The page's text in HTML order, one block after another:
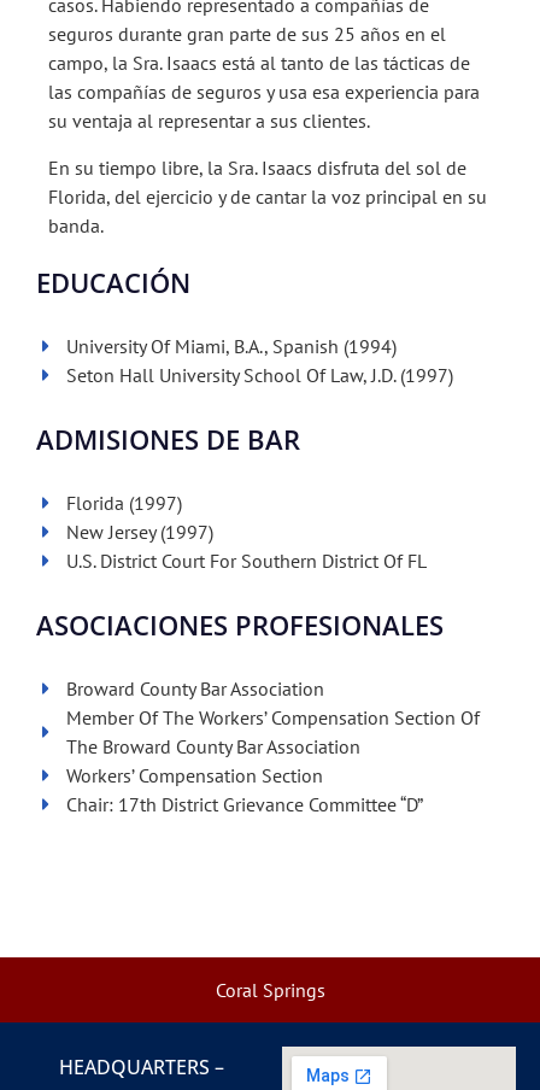
casos. Habiendo representado a compañías de
seguros durante gran parte de sus 25 años en el
campo, la Sra. Isaacs está al tanto de las tácticas de
las compañías de seguros y usa esa experiencia para
su ventaja al representar a sus clientes.
En su tiempo libre, la Sra. Isaacs disfruta del sol de
Florida, del ejercicio y de cantar la voz principal en su
banda.
EDUCACIÓN
University Of Miami, B.A., Spanish (1994)
Seton Hall University School Of Law, J.D. (1997)
ADMISIONES DE BAR
Florida (1997)
New Jersey (1997)
U.S. District Court For Southern District Of FL
ASOCIACIONES PROFESIONALES
Broward County Bar Association
Member Of The Workers’ Compensation Section Of
The Broward County Bar Association
Workers’ Compensation Section
Chair: 17th District Grievance Committee “D”
Coral Springs
HEADQUARTERS –